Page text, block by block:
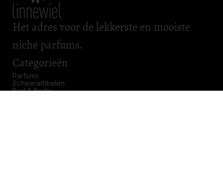
Het adres voor de lekkerste en mooiste
niche parfums.
Categorieën
Parfums
Scheerartikelen
Bad & Body